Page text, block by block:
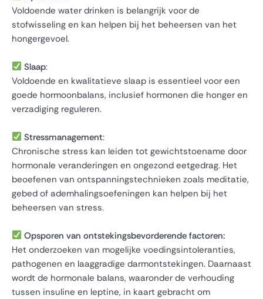
Voldoende water drinken is belangrijk voor de
stofwisseling en kan helpen bij het beheersen van het
hongergevoel.
Slaap:
Voldoende en kwalitatieve slaap is essentieel voor een
goede hormoonbalans, inclusief hormonen die honger en
verzadiging reguleren.
Stressmanagement:
Chronische stress kan leiden tot gewichtstoename door
hormonale veranderingen en ongezond eetgedrag. Het
beoefenen van ontspanningstechnieken zoals meditatie,
gebed of ademhalingsoefeningen kan helpen bij het
beheersen van stress.
Opsporen van ontstekingsbevorderende factoren:
Het onderzoeken van mogelijke voedingsintoleranties,
pathogenen en laaggradige darmontstekingen. Daarnaast
wordt de hormonale balans, waaronder de verhouding
tussen insuline en leptine, in kaart gebracht om